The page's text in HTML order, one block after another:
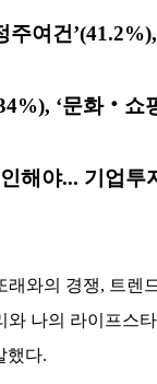
여건
‘문화‧쇼
해야... 기업투
와의 경쟁, 트렌
나의 라이프스
했다.